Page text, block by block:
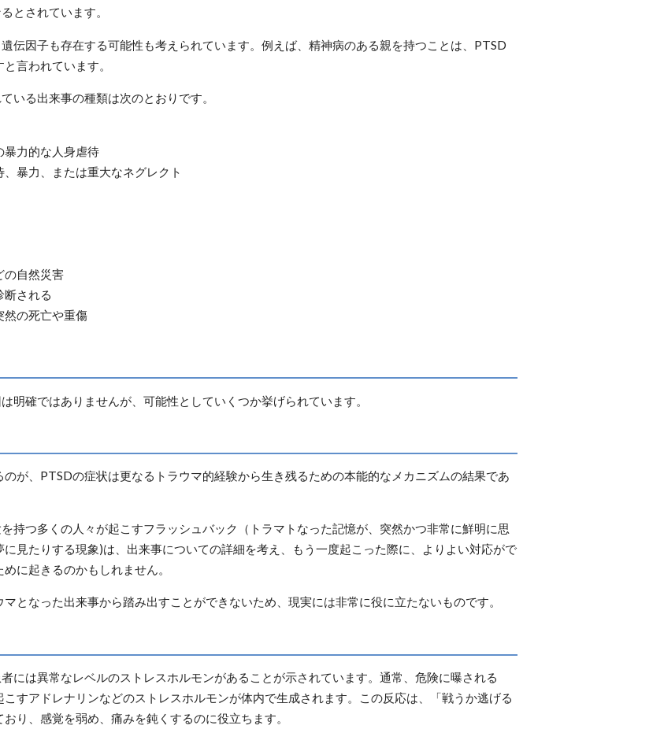
とされています。
伝因子も存在する可能性も考えられています。例えば、精神病のある親を持つことは、PTSD
言われています。
いる出来事の種類は次のとおりです。
暴力的な人身虐待
、暴力、または重大なネグレクト
の自然災害
断される
然の死亡や重傷
明確ではありませんが、可能性としていくつか挙げられています。
が、PTSDの症状は更なるトラウマ的経験から生き残るための本能的なメカニズムの結果であ
持つ多くの人々が起こすフラッシュバック（トラマトなった記憶が、突然かつ非常に鮮明に思
に見たりする現象)は、出来事についての詳細を考え、もう一度起こった際に、よりよい対応がで
に起きるのかもしれません。
となった出来事から踏み出すことができないため、現実には非常に役に立たないものです。
には異常なレベルのストレスホルモンがあることが示されています。通常、危険に曝される
こすアドレナリンなどのストレスホルモンが体内で生成されます。この反応は、「戦うか逃げる
り、感覚を弱め、痛みを鈍くするのに役立ちます。